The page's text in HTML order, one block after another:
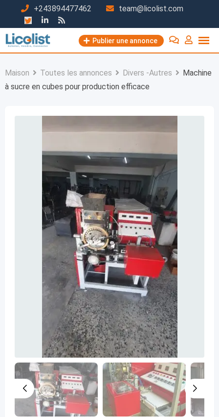
contenu
+243894477462 team@licolist.com
Publier une annonce
Maison Toutes les annonces Divers -Autres
Machine
à sucre en cubes pour production efficace